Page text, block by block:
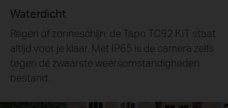
Waterdicht
Regen of zonneschijn: de Tapo TC92 KIT staat
altijd voor je klaar. Met IP65 is de camera zelfs
tegen de zwaarste weersomstandigheden
bestand.